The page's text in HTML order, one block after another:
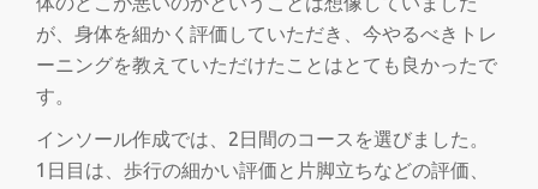
が、身体を細かく評価していただき、今やるべきトレ
ーニングを教えていただけたことはとても良かったで
す。
インソール作成では、2日間のコースを選びました。
1日目は、歩行の細かい評価と片脚立ちなどの評価、